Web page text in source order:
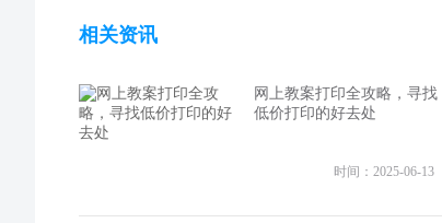
相关资讯
网上教案打印全攻略，寻找
低价打印的好去处
时间：2025-06-13